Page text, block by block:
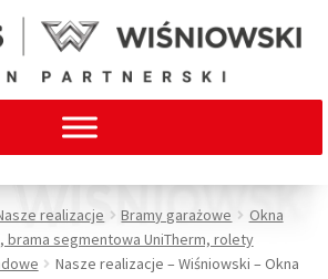
realizacje Bramy garażowe
Okna
brama segmentowa UniTherm, rolety
Nasze realizacje – Wiśniowski – Okna